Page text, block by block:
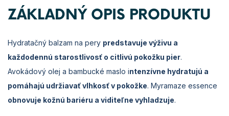
ZÁKLADNÝ OPIS PRODUKTU
Hydratačný balzam na pery predstavuje výživu a
každodennú starostlivosť o citlivú pokožku pier.
Avokádový olej a bambucké maslo intenzívne hydratujú a
pomáhajú udržiavať vlhkosť v pokožke. Myramaze essence
obnovuje kožnú bariéru a viditeľne vyhladzuje.